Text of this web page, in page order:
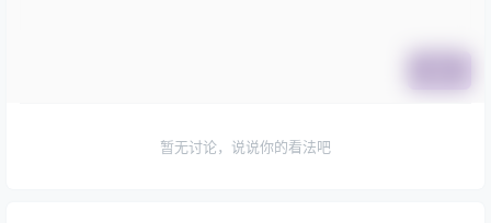
暂无讨论，说说你的看法吧